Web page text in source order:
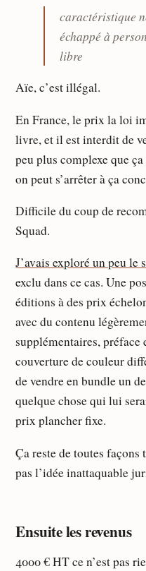
caractéristique
échappé à
libre
Aïe, c’est illégal.
En France, le prix la loi
livre, et il est interdit de
peu plus complexe que
on peut s’arrêter à ça
Difficile du coup de
Squad.
J’avais exploré un peu le
exclu dans ce cas. Une
éditions à des prix
avec du contenu
supplémentaires, préface
couverture de couleur
de vendre en bundle un
quelque chose qui lui
prix plancher fixe.
Ça reste de toutes
pas l’idée inattaquable
Ensuite les revenus
4000 € HT ce n’est pas